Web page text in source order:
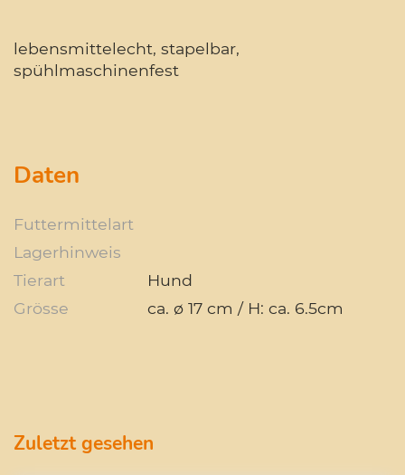
lebensmittelecht, stapelbar,
spühlmaschinenfest
Daten
Futtermittelart
Lagerhinweis
Tierart
Hund
Grösse
ca. ø 17 cm / H: ca. 6.5cm
Zuletzt gesehen